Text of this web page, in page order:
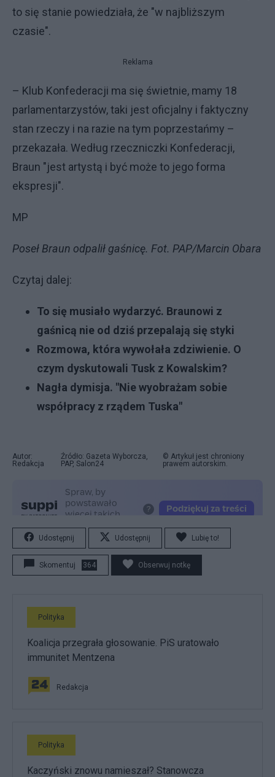
to się stanie powiedziała, że "w najbliższym
czasie".
Reklama
– Klub Konfederacji ma się świetnie, mamy 18
parlamentarzystów, taki jest oficjalny i faktyczny
stan rzeczy i na razie na tym poprzestańmy –
przekazała. Według rzeczniczki Konfederacji,
Braun "jest artystą i być może to jego forma
ekspresji".
MP
Poseł Braun odpalił gaśnicę. Fot. PAP/Marcin Obara
Czytaj dalej:
To się musiało wydarzyć. Braunowi z
gaśnicą nie od dziś przepalają się styki
Rozmowa, która wywołała zdziwienie. O
czym dyskutowali Tusk z Kowalskim?
Nagła dymisja. "Nie wyobrażam sobie
współpracy z rządem Tuska"
Autor:
Redakcja
Źródło: Gazeta Wyborcza,
PAP, Salon24
© Artykuł jest chroniony
prawem autorskim.
Udostępnij Udostępnij Lubię to!
Skomentuj 364 Obserwuj notkę
Polityka
Koalicja przegrała głosowanie. PiS uratowało
immunitet Mentzena
Redakcja
Polityka
Kaczyński znowu namieszał? Stanowcza